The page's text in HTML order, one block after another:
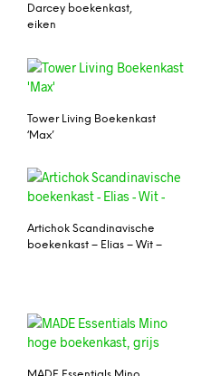
Darcey boekenkast,
eiken
Tower Living Boekenkast
‘Max’
Artichok Scandinavische
boekenkast – Elias – Wit –